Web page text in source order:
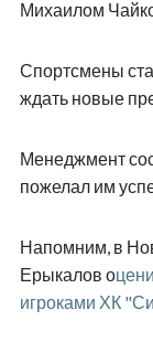
Михаилом
Спортсмены
ждать новые
Менеджмент
пожелал им
Напомним, в
Ерыкалов о
игроками ХК